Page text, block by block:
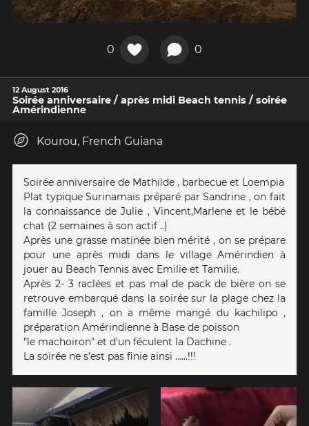
0 0
12 August 2016
Soirée anniversaire / après midi Beach tennis / soirée
Amérindienne
Kourou, French Guiana
Soirée anniversaire de Mathilde , barbecue et Loempia
Plat typique Surinamais préparé par Sandrine , on fait
la connaissance de Julie , Vincent,Marlene et le bébé
chat (2 semaines à son actif ..)
Après une grasse matinée bien mérité , on se prépare
pour une après midi dans le village Amérindien à
jouer au Beach Tennis avec Emilie et Tamilie.
Après 2- 3 raclées et pas mal de pack de bière on se
retrouve embarqué dans la soirée sur la plage chez la
famille Joseph , on a même mangé du kachilipo ,
préparation Amérindienne à Base de poisson
"le machoiron" et d'un féculent la Dachine .
La soirée ne s'est pas finie ainsi ......!!!